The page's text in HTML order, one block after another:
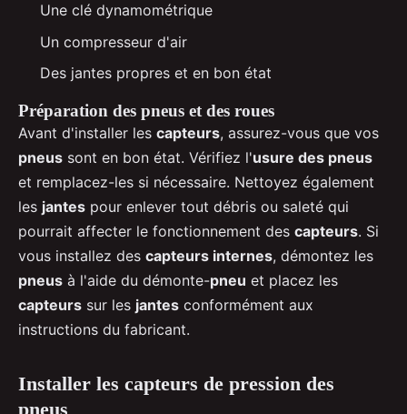
Une clé dynamométrique
Un compresseur d'air
Des jantes propres et en bon état
Préparation des pneus et des roues
Avant d'installer les capteurs, assurez-vous que vos
pneus sont en bon état. Vérifiez l'usure des pneus
et remplacez-les si nécessaire. Nettoyez également
les jantes pour enlever tout débris ou saleté qui
pourrait affecter le fonctionnement des capteurs. Si
vous installez des capteurs internes, démontez les
pneus à l'aide du démonte-pneu et placez les
capteurs sur les jantes conformément aux
instructions du fabricant.
Installer les capteurs de pression des
pneus